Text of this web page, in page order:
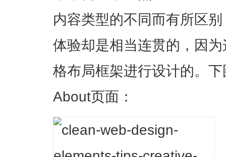
内容类型的不同而有所区
体验却是相当连贯的，因
格布局框架进行设计的。
About页面：